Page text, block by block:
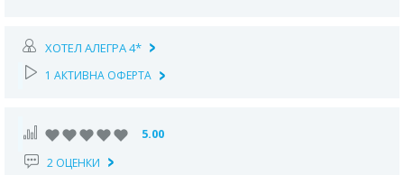
ХОТЕЛ АЛЕГРА 4*
1 АКТИВНА ОФЕРТА
5.00
2 ОЦЕНКИ